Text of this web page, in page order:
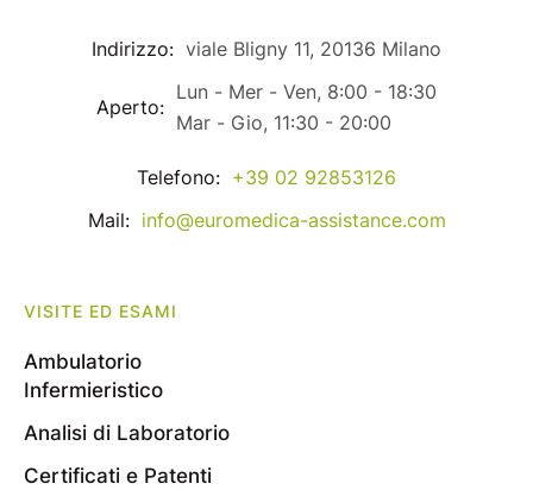
Indirizzo: viale Bligny 11, 20136 Milano
Aperto:
Lun - Mer - Ven, 8:00 - 18:30
Mar - Gio, 11:30 - 20:00
Telefono: +39 02 92853126
Mail: info@euromedica-assistance.com
VISITE ED ESAMI
Ambulatorio
Infermieristico
Analisi di Laboratorio
Certificati e Patenti